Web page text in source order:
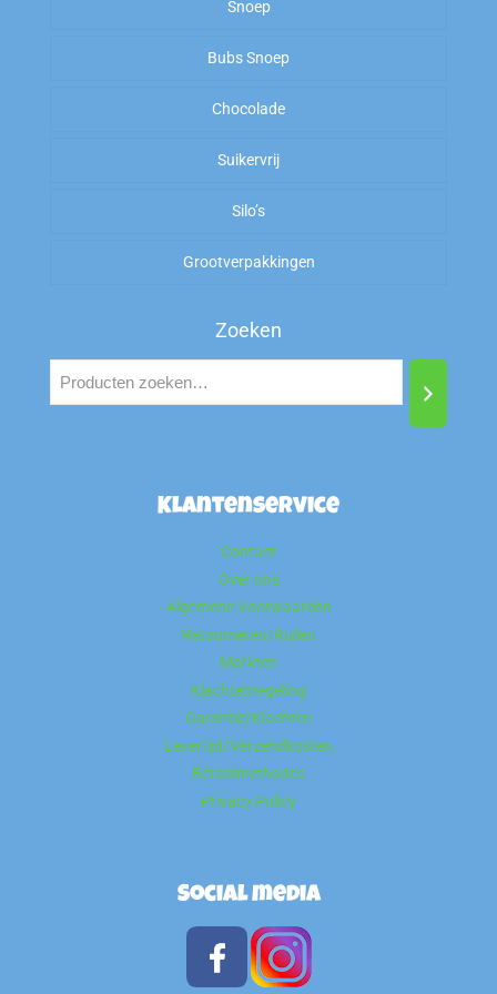
Kiloknallers
To Good To Go
Zoet
Zout
Arabische Gom
Snoep
Amerikaans Snoep
Zoet
Zuur
Zout
Bubs Snoep
Chocolade
Suikervrij
Silo’s
Grootverpakkingen
Zoeken
Klantenservice
Contact
Over ons
Algemene Voorwaarden
Retourneren/Ruilen
Markten
Klachtenregeling
Garantie/Klachten
Levertijd/Verzendkosten
Betaalmethodes
Privacy Policy
Social media